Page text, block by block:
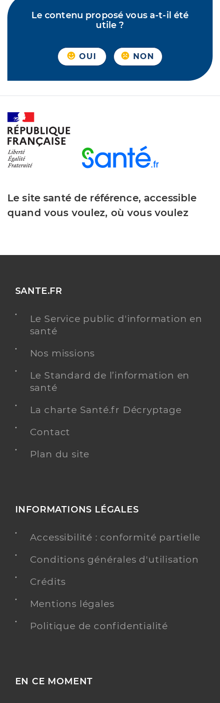
Le contenu proposé vous a-t-il été
utile ?
OUI NON
Le site santé de référence, accessible
quand vous voulez, où vous voulez
SANTE.FR
Le Service public d'information en
santé
Nos missions
Le Standard de l’information en
santé
La charte Santé.fr Décryptage
Contact
Plan du site
INFORMATIONS LÉGALES
Accessibilité : conformité partielle
Conditions générales d'utilisation
Crédits
Mentions légales
Politique de confidentialité
EN CE MOMENT